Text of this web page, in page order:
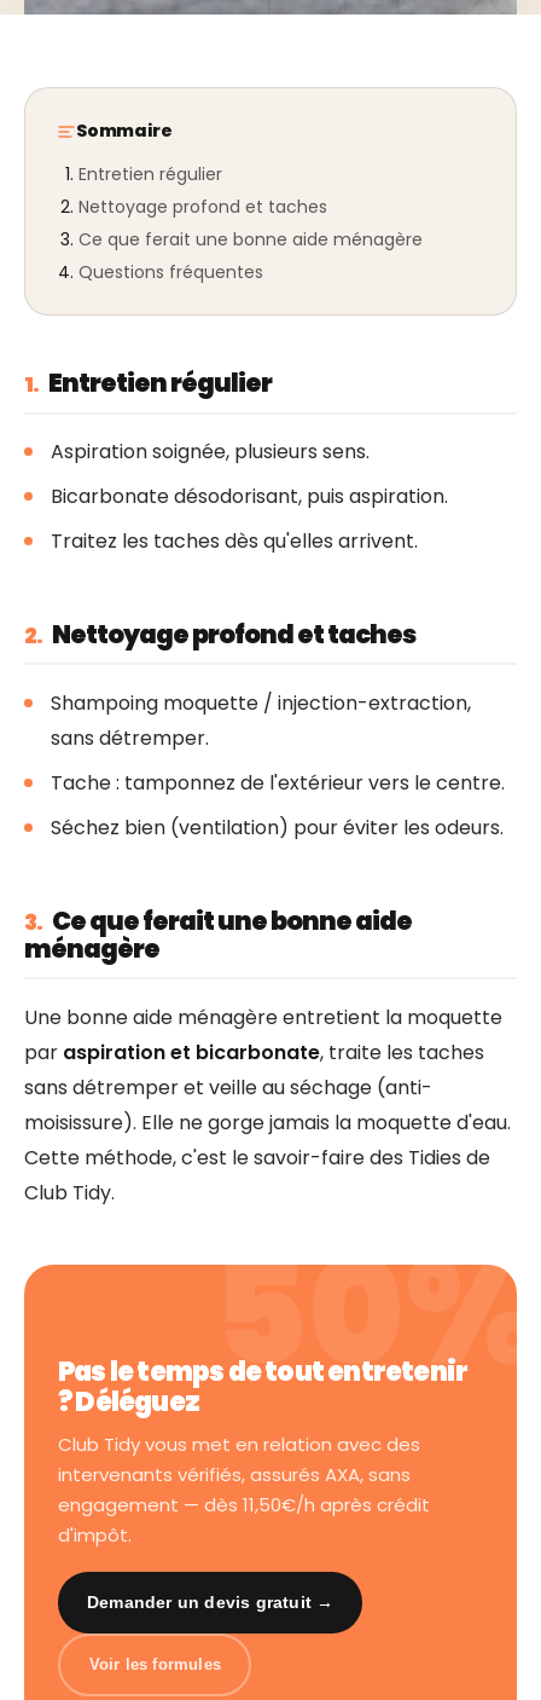
Sommaire
Entretien régulier
Nettoyage profond et taches
Ce que ferait une bonne aide ménagère
Questions fréquentes
1. Entretien régulier
Aspiration soignée, plusieurs sens.
Bicarbonate désodorisant, puis aspiration.
Traitez les taches dès qu'elles arrivent.
2. Nettoyage profond et taches
Shampoing moquette / injection-extraction,
sans détremper.
Tache : tamponnez de l'extérieur vers le centre.
Séchez bien (ventilation) pour éviter les odeurs.
3. Ce que ferait une bonne aide
ménagère
Une bonne aide ménagère entretient la moquette
par aspiration et bicarbonate, traite les taches
sans détremper et veille au séchage (anti-
moisissure). Elle ne gorge jamais la moquette d'eau.
Cette méthode, c'est le savoir-faire des Tidies de
Club Tidy.
Pas le temps de tout entretenir
? Déléguez
Club Tidy vous met en relation avec des
intervenants vérifiés, assurés AXA, sans
engagement — dès 11,50€/h après crédit
d'impôt.
Demander un devis gratuit →
Voir les formules